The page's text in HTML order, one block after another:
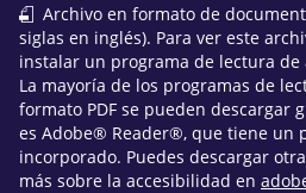
Archivo en formato de
siglas en inglés). Para ver este
instalar un programa de lectura de
La mayoría de los programas de
formato PDF se pueden descargar
es Adobe® Reader®, que tiene un
incorporado. Puedes descargar
más sobre la accesibilidad en